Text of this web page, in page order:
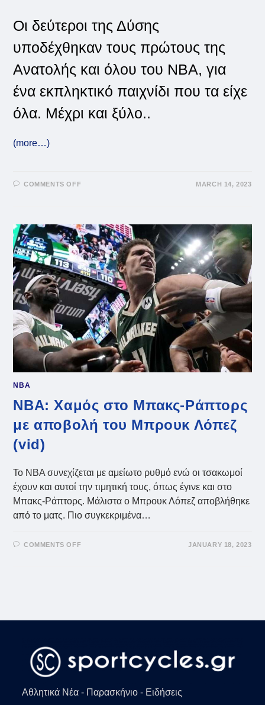
Οι δεύτεροι της Δύσης
υποδέχθηκαν τους πρώτους της
Ανατολής και όλου του NBA, για
ένα εκπληκτικό παιχνίδι που τα είχε
όλα. Μέχρι και ξύλο..
(more…)
COMMENTS OFF
ΤΟΥ
ΓΙΆΝΝΗ
(+VID)
MARCH 14, 2023
NBA
NBA: Χαμός στο Μπακς-Ράπτορς
με αποβολή του Μπρουκ Λόπεζ
(vid)
To NBA συνεχίζεται με αμείωτο ρυθμό ενώ οι τσακωμοί
έχουν και αυτοί την τιμητική τους, όπως έγινε και στο
Μπακς-Ράπτορς. Μάλιστα ο Μπρουκ Λόπεζ αποβλήθηκε
από το ματς. Πιο συγκεκριμένα…
COMMENTS OFF
ΛΌΠΕΖ
JANUARY 18, 2023
Αθλητικά Νέα - Παρασκήνιο - Ειδήσεις